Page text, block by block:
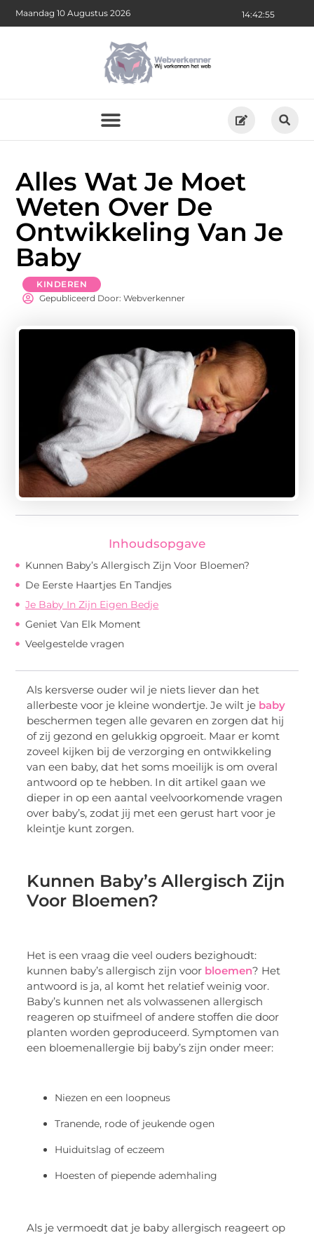
14:42:56
Maandag 10 Augustus 2026
Alles Wat Je Moet
Weten Over De
Ontwikkeling Van Je
Baby
KINDEREN
Gepubliceerd Door: Webverkenner
Inhoudsopgave
Kunnen Baby’s Allergisch Zijn Voor Bloemen?
De Eerste Haartjes En Tandjes
Je Baby In Zijn Eigen Bedje
Geniet Van Elk Moment
Veelgestelde vragen
Als kersverse ouder wil je niets liever dan het
allerbeste voor je kleine wondertje. Je wilt je baby
beschermen tegen alle gevaren en zorgen dat hij
of zij gezond en gelukkig opgroeit. Maar er komt
zoveel kijken bij de verzorging en ontwikkeling
van een baby, dat het soms moeilijk is om overal
antwoord op te hebben. In dit artikel gaan we
dieper in op een aantal veelvoorkomende vragen
over baby’s, zodat jij met een gerust hart voor je
kleintje kunt zorgen.
Kunnen Baby’s Allergisch Zijn
Voor Bloemen?
Het is een vraag die veel ouders bezighoudt:
kunnen baby’s allergisch zijn voor bloemen? Het
antwoord is ja, al komt het relatief weinig voor.
Baby’s kunnen net als volwassenen allergisch
reageren op stuifmeel of andere stoffen die door
planten worden geproduceerd. Symptomen van
een bloemenallergie bij baby’s zijn onder meer:
Niezen en een loopneus
Tranende, rode of jeukende ogen
Huiduitslag of eczeem
Hoesten of piepende ademhaling
Als je vermoedt dat je baby allergisch reageert op